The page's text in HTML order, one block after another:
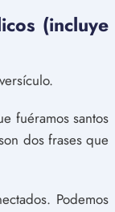
(incluye
fuéramos santos
dos frases que
Podemos